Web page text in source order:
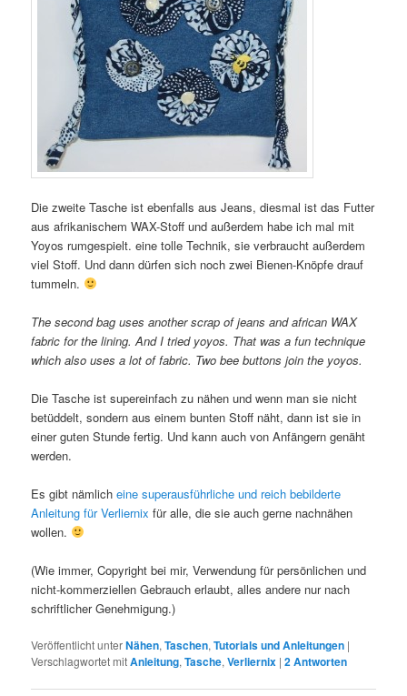
Die zweite Tasche ist ebenfalls aus Jeans, diesmal ist das Futter
aus afrikanischem WAX-Stoff und außerdem habe ich mal mit
Yoyos rumgespielt. eine tolle Technik, sie verbraucht außerdem
viel Stoff. Und dann dürfen sich noch zwei Bienen-Knöpfe drauf
tummeln.
The second bag uses another scrap of jeans and african WAX
fabric for the lining. And I tried yoyos. That was a fun technique
which also uses a lot of fabric. Two bee buttons join the yoyos.
Die Tasche ist supereinfach zu nähen und wenn man sie nicht
betüddelt, sondern aus einem bunten Stoff näht, dann ist sie in
einer guten Stunde fertig. Und kann auch von Anfängern genäht
werden.
Es gibt nämlicheine superausführliche und reich bebilderte
Anleitung für Verliernix für alle, die sie auch gerne nachnähen
wollen.
(Wie immer, Copyright bei mir, Verwendung für persönlichen und
nicht-kommerziellen Gebrauch erlaubt, alles andere nur nach
schriftlicher Genehmigung.)
Veröffentlicht unterNähen,Taschen,Tutorials und Anleitungen |
Verschlagwortet mitAnleitung,Tasche,Verliernix |2Antworten